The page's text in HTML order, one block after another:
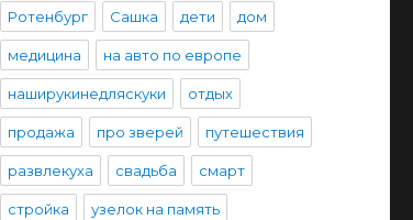
Ротенбург Сашка дети дом
медицина на авто по европе
наширукинедляскуки отдых
продажа про зверей путешествия
развлекуха свадьба смарт
стройка узелок на память